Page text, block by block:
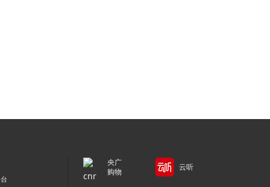
央广
购物
云听